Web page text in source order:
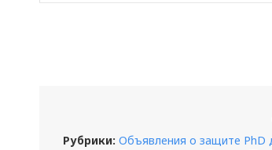
Рубрики: Объявления о защите PhD